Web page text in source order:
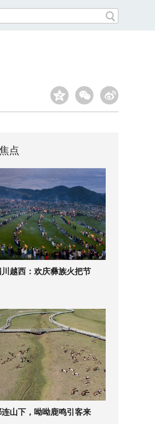
点
川越西：欢庆彝族火把节
连山下，呦呦鹿鸣引客来